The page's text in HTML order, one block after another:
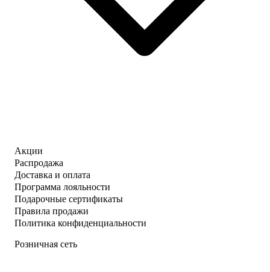
Акции
Распродажа
Доставка и оплата
Программа лояльности
Подарочные сертификаты
Правила продажи
Политика конфиденциальности
Розничная сеть